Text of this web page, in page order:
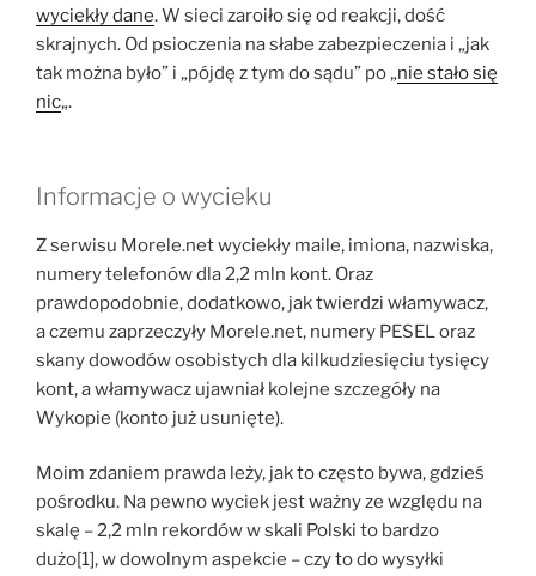
wyciekły dane. W sieci zaroiło się od reakcji, dość
skrajnych. Od psioczenia na słabe zabezpieczenia i „jak
tak można było” i „pójdę z tym do sądu” po „nie stało się
nic„.
Informacje o wycieku
Z serwisu Morele.net wyciekły maile, imiona, nazwiska,
numery telefonów dla 2,2 mln kont. Oraz
prawdopodobnie, dodatkowo, jak twierdzi włamywacz,
a czemu zaprzeczyły Morele.net, numery PESEL oraz
skany dowodów osobistych dla kilkudziesięciu tysięcy
kont, a włamywacz ujawniał kolejne szczegóły na
Wykopie (konto już usunięte).
Moim zdaniem prawda leży, jak to często bywa, gdzieś
pośrodku. Na pewno wyciek jest ważny ze względu na
skalę – 2,2 mln rekordów w skali Polski to bardzo
dużo[1], w dowolnym aspekcie – czy to do wysyłki